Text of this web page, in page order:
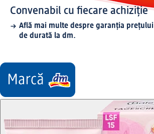
Convenabil cu fiecare achiziție
Află mai multe despre garanția prețului
de durată la dm.